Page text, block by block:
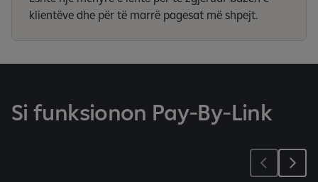
klientëve dhe për të marrë pagesat më shpejt.
Si funksionon Pay-By-Link